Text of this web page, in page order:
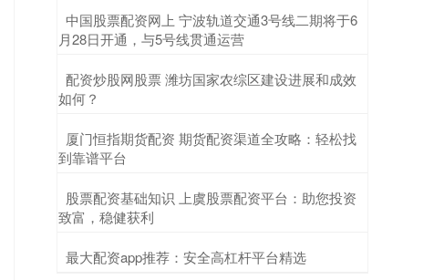
​中国股票配资网上 宁波轨道交通3号线二期将于6
月28日开通，与5号线贯通运营
​配资炒股网股票 潍坊国家农综区建设进展和成效
如何？
​厦门恒指期货配资 期货配资渠道全攻略：轻松找
到靠谱平台
​股票配资基础知识 上虞股票配资平台：助您投资
致富，稳健获利
​最大配资app推荐：安全高杠杆平台精选